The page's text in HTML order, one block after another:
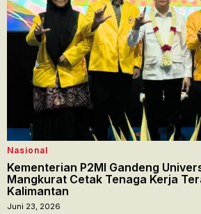
Nasional
Kementerian P2MI Gandeng
Mangkurat Cetak Tenaga Kerja
Kalimantan
Juni 23, 2026